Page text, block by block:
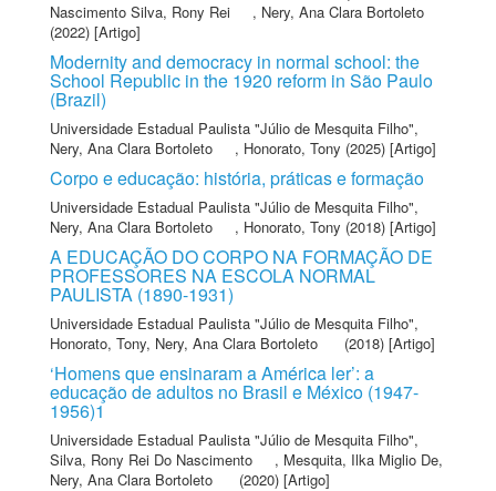
Nascimento Silva, Rony Rei
, Nery, Ana Clara Bortoleto
(2022) [Artigo]
Modernity and democracy in normal school: the
School Republic in the 1920 reform in São Paulo
(Brazil)
Universidade Estadual Paulista "Júlio de Mesquita Filho",
Nery, Ana Clara Bortoleto
, Honorato, Tony (2025) [Artigo]
Corpo e educação: história, práticas e formação
Universidade Estadual Paulista "Júlio de Mesquita Filho",
Nery, Ana Clara Bortoleto
, Honorato, Tony (2018) [Artigo]
A EDUCAÇÃO DO CORPO NA FORMAÇÃO DE
PROFESSORES NA ESCOLA NORMAL
PAULISTA (1890-1931)
Universidade Estadual Paulista "Júlio de Mesquita Filho",
Honorato, Tony, Nery, Ana Clara Bortoleto (2018) [Artigo]
‘Homens que ensinaram a América ler’: a
educação de adultos no Brasil e México (1947-
1956)1
Universidade Estadual Paulista "Júlio de Mesquita Filho",
Silva, Rony Rei Do Nascimento
, Mesquita, Ilka Miglio De,
Nery, Ana Clara Bortoleto
(2020) [Artigo]